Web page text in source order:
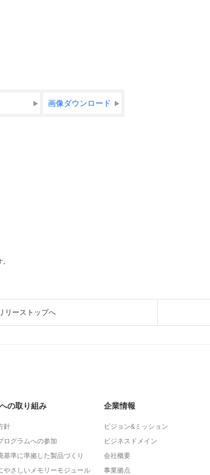
画像ダウンロード
リーストップへ
の取り組み
針
ログラムへの参加
基準に準拠した製品づくり
やさしいメモリーモジュール
企業情報
ビジョン&ミッション
ビジネスドメイン
会社概要
事業拠点